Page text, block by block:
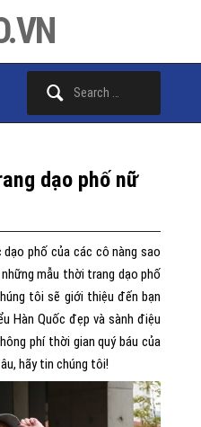
dạo phố nữ
phố của các cô nàng sao
mẫu thời trang dạo phố
tôi sẽ giới thiệu đến bạn
Hàn Quốc đẹp và sành điệu
phí thời gian quý báu của
hãy tin chúng tôi!